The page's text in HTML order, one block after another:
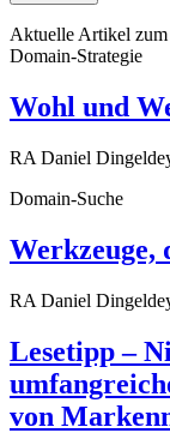
Aktuelle Artikel zum
Domain-Strategie
Wohl und
RA Daniel
Domain-Suche
Werkzeuge,
RA Daniel
Lesetipp –
von